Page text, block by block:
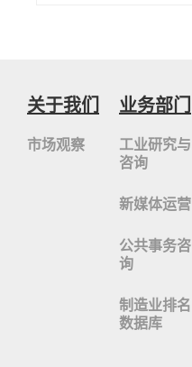
关于我们
市场观察
业务部门
工业研究与
咨询
新媒体运营
公共事务咨
询
制造业排名
数据库